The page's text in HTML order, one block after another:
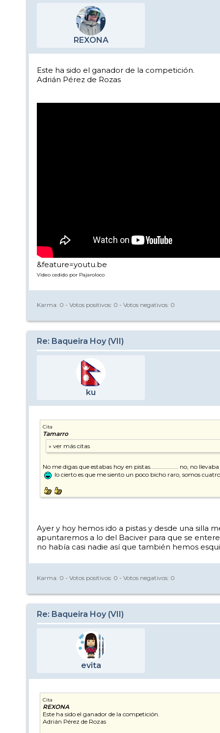
REXONA
Este ha sido el ganador de la competición.
Adrián Pérez de Rozas
&feature=youtu.be
Video cedido por Pajaroloco
Karma: 0 - Votos positivos: 0 - Votos negativos: 0
Re: Baqueira Hoy (VII)
ku
Cita
Tamarro
No me digas que estabas hoy en pistas................... no, no
lo cierto es que me siento un poco bicho raro, somos
Ayer y hoy hemos ido a pistas y desde una silla
apuntaremos a lo del Baciver para que se
no había casi nadie así que también hemos
Karma: 0 - Votos positivos: 0 - Votos negativos: 0
Re: Baqueira Hoy (VII)
evita
Cita
REXONA
Este ha sido el ganador de la competición.
Adrián Pérez de Rozas